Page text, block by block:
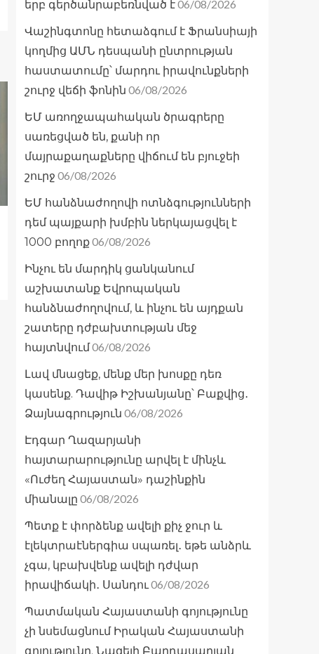
երբ գերծանրաբեռնված է06/08/2026
Վաշինգտոնը հետաձգում է Ֆրանսիայի
կողմից ԱՄՆ դեսպանի ընտրության
հաստատումը՝ մարդու իրավունքների
շուրջ վեճի ֆոնին 06/08/2026
ԵՄ առողջապահական ծրագրերը
սառեցված են, քանի որ
մայրաքաղաքները վիճում են բյուջեի
շուրջ 06/08/2026
ԵՄ հանձնաժողովի ոտնձգությունների
դեմ պայքարի խմբին ներկայացվել է
1000 բողոք06/08/2026
Ինչու են մարդիկ ցանկանում
աշխատանք Եվրոպական
հանձնաժողովում, և ինչու են այդքան
շատերը դժբախտության մեջ
հայտնվում06/08/2026
Լավ մնացեք, մենք մեր խոսքը դեռ
կասենք. Դավիթ Իշխանյանը՝ Բաքվից․
Ձայնագրություն 06/08/2026
Էդգար Ղազարյանի
հայտարարությունը արվել է մինչև
«Ուժեղ Հայաստան» դաշինքին
միանալը 06/08/2026
Պետք է փորձենք ավելի քիչ ջուր և
էլեկտրաէներգիա սպառել․ եթե անձրև
չգա, կբախվենք ավելի դժվար
իրավիճակի․ Սանդու06/08/2026
Պատմական Հայաստանի գոյությունը
չի նսեմացնում Իրական Հայաստանի
գոյությունը. Նազելի Բաղդասարյան